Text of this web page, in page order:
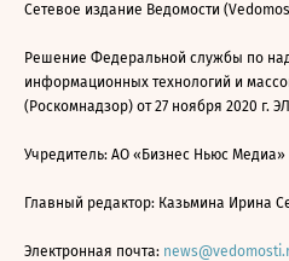
Сетевое издание Ведомости
Решение Федеральной службы по
информационных технологий и
(Роскомнадзор) от 27 ноября 2020 г.
Учредитель: АО «Бизнес Ньюс Медиа»
Главный редактор: Казьмина Ирина
Электронная почта: